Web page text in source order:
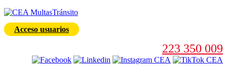
Acceso usuarios
223 350 009